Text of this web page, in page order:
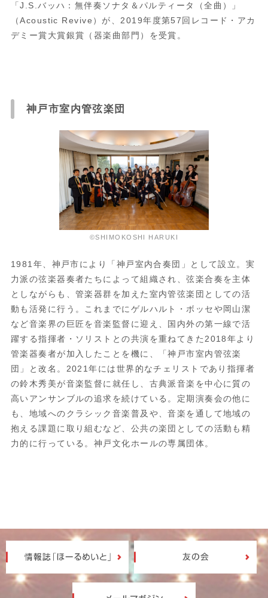
「J.S.バッハ：無伴奏ソナタ＆パルティータ（全曲）」
（Acoustic Revive ）が、 2019年度第57 回レコード・アカ
デミー賞大賞銀賞（器楽曲部門）を受賞。
神戸市室内管弦楽団
©SHIMOKOSHI HARUKI
1981 年、神戸市により「神戸室内合奏団」として設立。実
力派の弦楽器奏者たちによって組織され、弦楽合奏を主体
としながらも、管楽器群を加えた室内管弦楽団としての活
動も活発に行う。これまでにゲルハルト・ボッセや岡山潔
など音楽界の巨匠を音楽監督に迎え、国内外の第一線で活
躍する指揮者・ソリストとの共演を重ねてきた 2018年より
管楽器奏者が加入したことを機に、「神戸市室内管弦楽
団」と改名。 2021年には世界的なチェリストであり指揮者
の鈴木秀美が音楽監督に就任し、古典派音楽を中心に質の
高いアンサンブルの追求を続けている。定期演奏会の他に
も、地域へのクラシック音楽普及や、音楽を通して地域の
抱える課題に取り組むなど、公共の楽団としての活動も精
力的に行っている。神戸文化ホールの専属団体。